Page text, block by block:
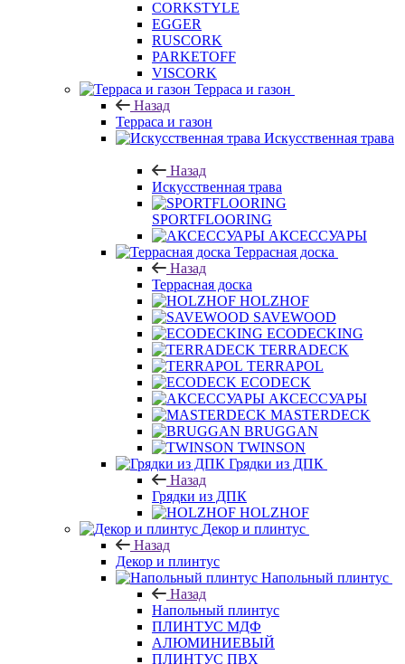
CORKSTYLE
EGGER
RUSCORK
PARKETOFF
VISCORK
Терраса и газон
Назад
Терраса и газон
Искусственная трава
Назад
Искусственная трава
SPORTFLOORING
АКСЕССУАРЫ
Террасная доска
Назад
Террасная доска
HOLZHOF
SAVEWOOD
ECODECKING
TERRADECK
TERRAPOL
ECODECK
АКСЕССУАРЫ
MASTERDECK
BRUGGAN
TWINSON
Грядки из ДПК
Назад
Грядки из ДПК
HOLZHOF
Декор и плинтус
Назад
Декор и плинтус
Напольный плинтус
Назад
Напольный плинтус
ПЛИНТУС МДФ
АЛЮМИНИЕВЫЙ
ПЛИНТУС ПВХ